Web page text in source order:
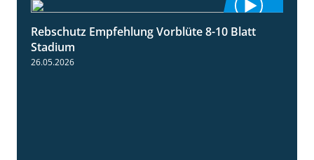
1:55
Rebschutz Empfehlung Vorblüte 8-10 Blatt
Stadium
26.05.2026